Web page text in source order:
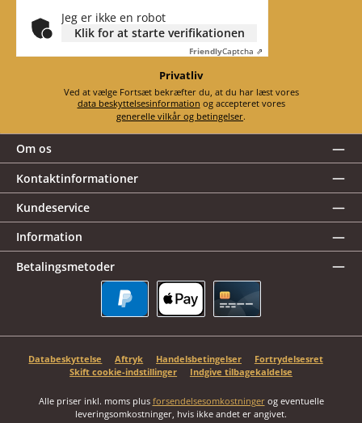
Jeg er ikke en robot
Klik for at starte verifikationen
FriendlyCaptcha ⇗
Privatliv
Ved at vælge Fortsæt bekræfter du, at du har læst vores
data beskyttelsesinformation
og accepteret vores
generelle vilkår og betingelser.
Om os
Kontaktinformationer
Kundeservice
Information
Betalingsmetoder
Databeskyttelse Aftryk Handelsbetingelser
Fortrydelsesret
Skift cookie-indstillinger
Indgive tilbagekaldelse
Alle priser inkl. moms plus forsendelsesomkostningerog eventuelle
leveringsomkostninger, hvis ikke andet er angivet.